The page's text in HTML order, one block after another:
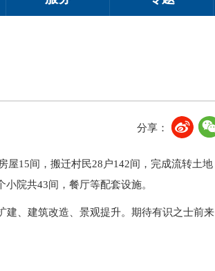
分享：
屋15间，搬迁村民28户142间，完成流转土地
院共43间，餐厅等配套设施。
建、建筑改造、景观提升。期待有识之士前来